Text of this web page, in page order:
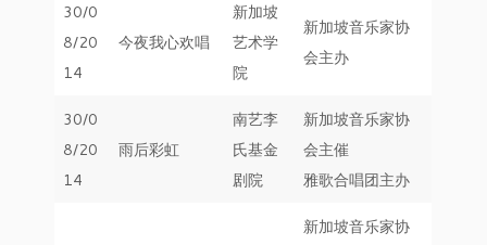
30/0
8/20
14
今夜我心欢唱
新加坡
艺术学
院
新加坡音乐家协
会主办
30/0
8/20
14
雨后彩虹
南艺李
氏基金
剧院
新加坡音乐家协
会主催
雅歌合唱团主办
新加坡音乐家协